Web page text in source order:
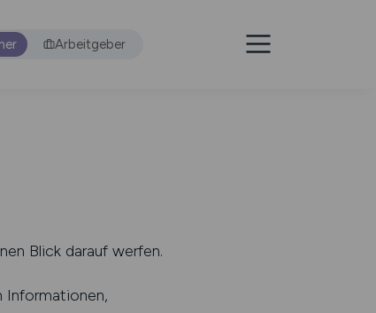
Arbeitgeber
Blick darauf werfen.
Informationen,